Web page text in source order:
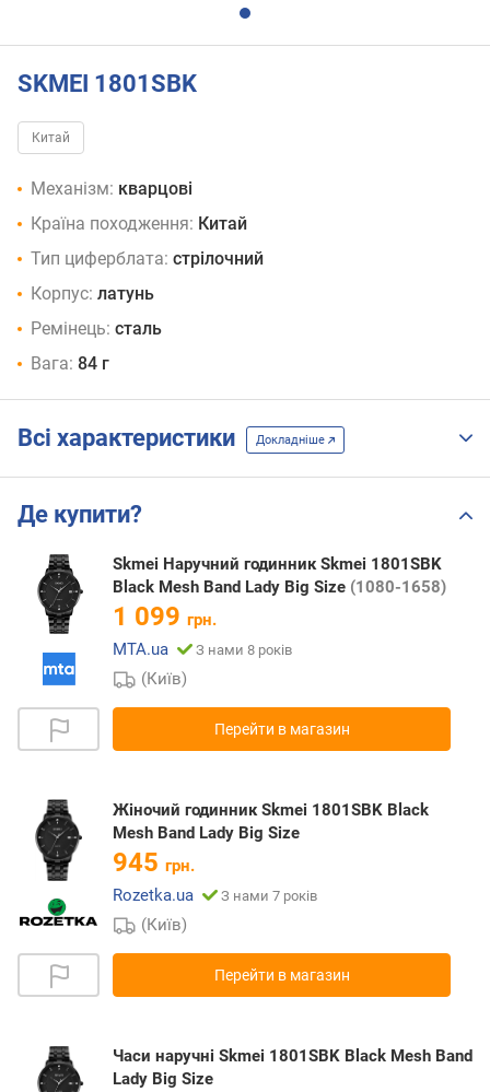
SKMEI 1801SBK
Китай
Механізм: кварцові
Країна походження: Китай
Тип циферблата: стрілочний
Корпус: латунь
Ремінець: сталь
Вага: 84 г
Всі характеристики Докладніше
Де купити?
Skmei Наручний годинник Skmei 1801SBK
Black Mesh Band Lady Big Size (1080-1658)
1 099 грн.
MTA.ua
З нами 8 років
(Київ)
Перейти в магазин
Жіночий годинник Skmei 1801SBK Black
Mesh Band Lady Big Size
945 грн.
Rozetka.ua
З нами 7 років
(Київ)
Перейти в магазин
Часи наручні Skmei 1801SBK Black Mesh Band
Lady Big Size